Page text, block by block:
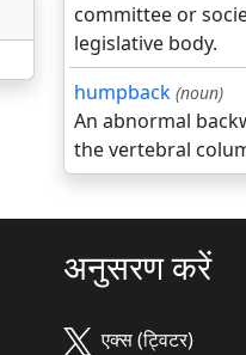
committee or
legislative body.
humpback (noun)
An abnormal
the vertebral
अनुसरण करें
एक्स (ट्विटर)